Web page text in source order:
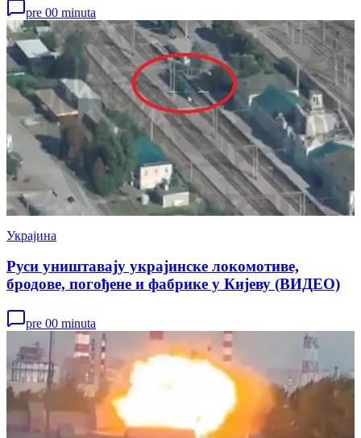
pre 00 minuta
Украјина
Руси уништавају украјинске локомотиве,
бродове, погођене и фабрике у Кијеву (ВИДЕО)
pre 00 minuta